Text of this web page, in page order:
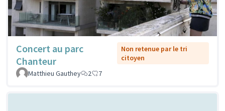
Concert au parc
Chanteur
Non retenue par le tri
citoyen
Matthieu Gauthey
2 7